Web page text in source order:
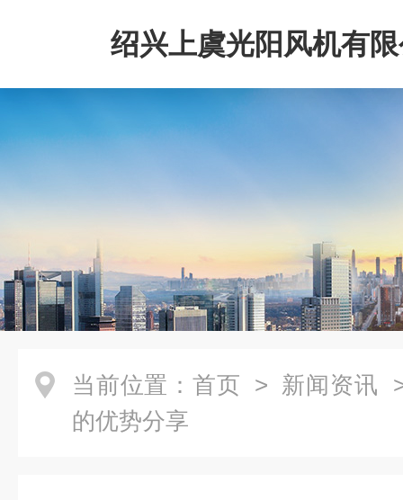
绍兴上虞光阳风机有
当前位置： 首页 > 新闻资讯
的优势分享